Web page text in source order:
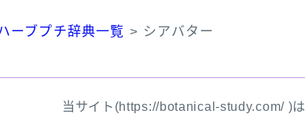
ーブプチ辞典一覧 > シアバター
当サイト(https://botanical-study.com/ )は